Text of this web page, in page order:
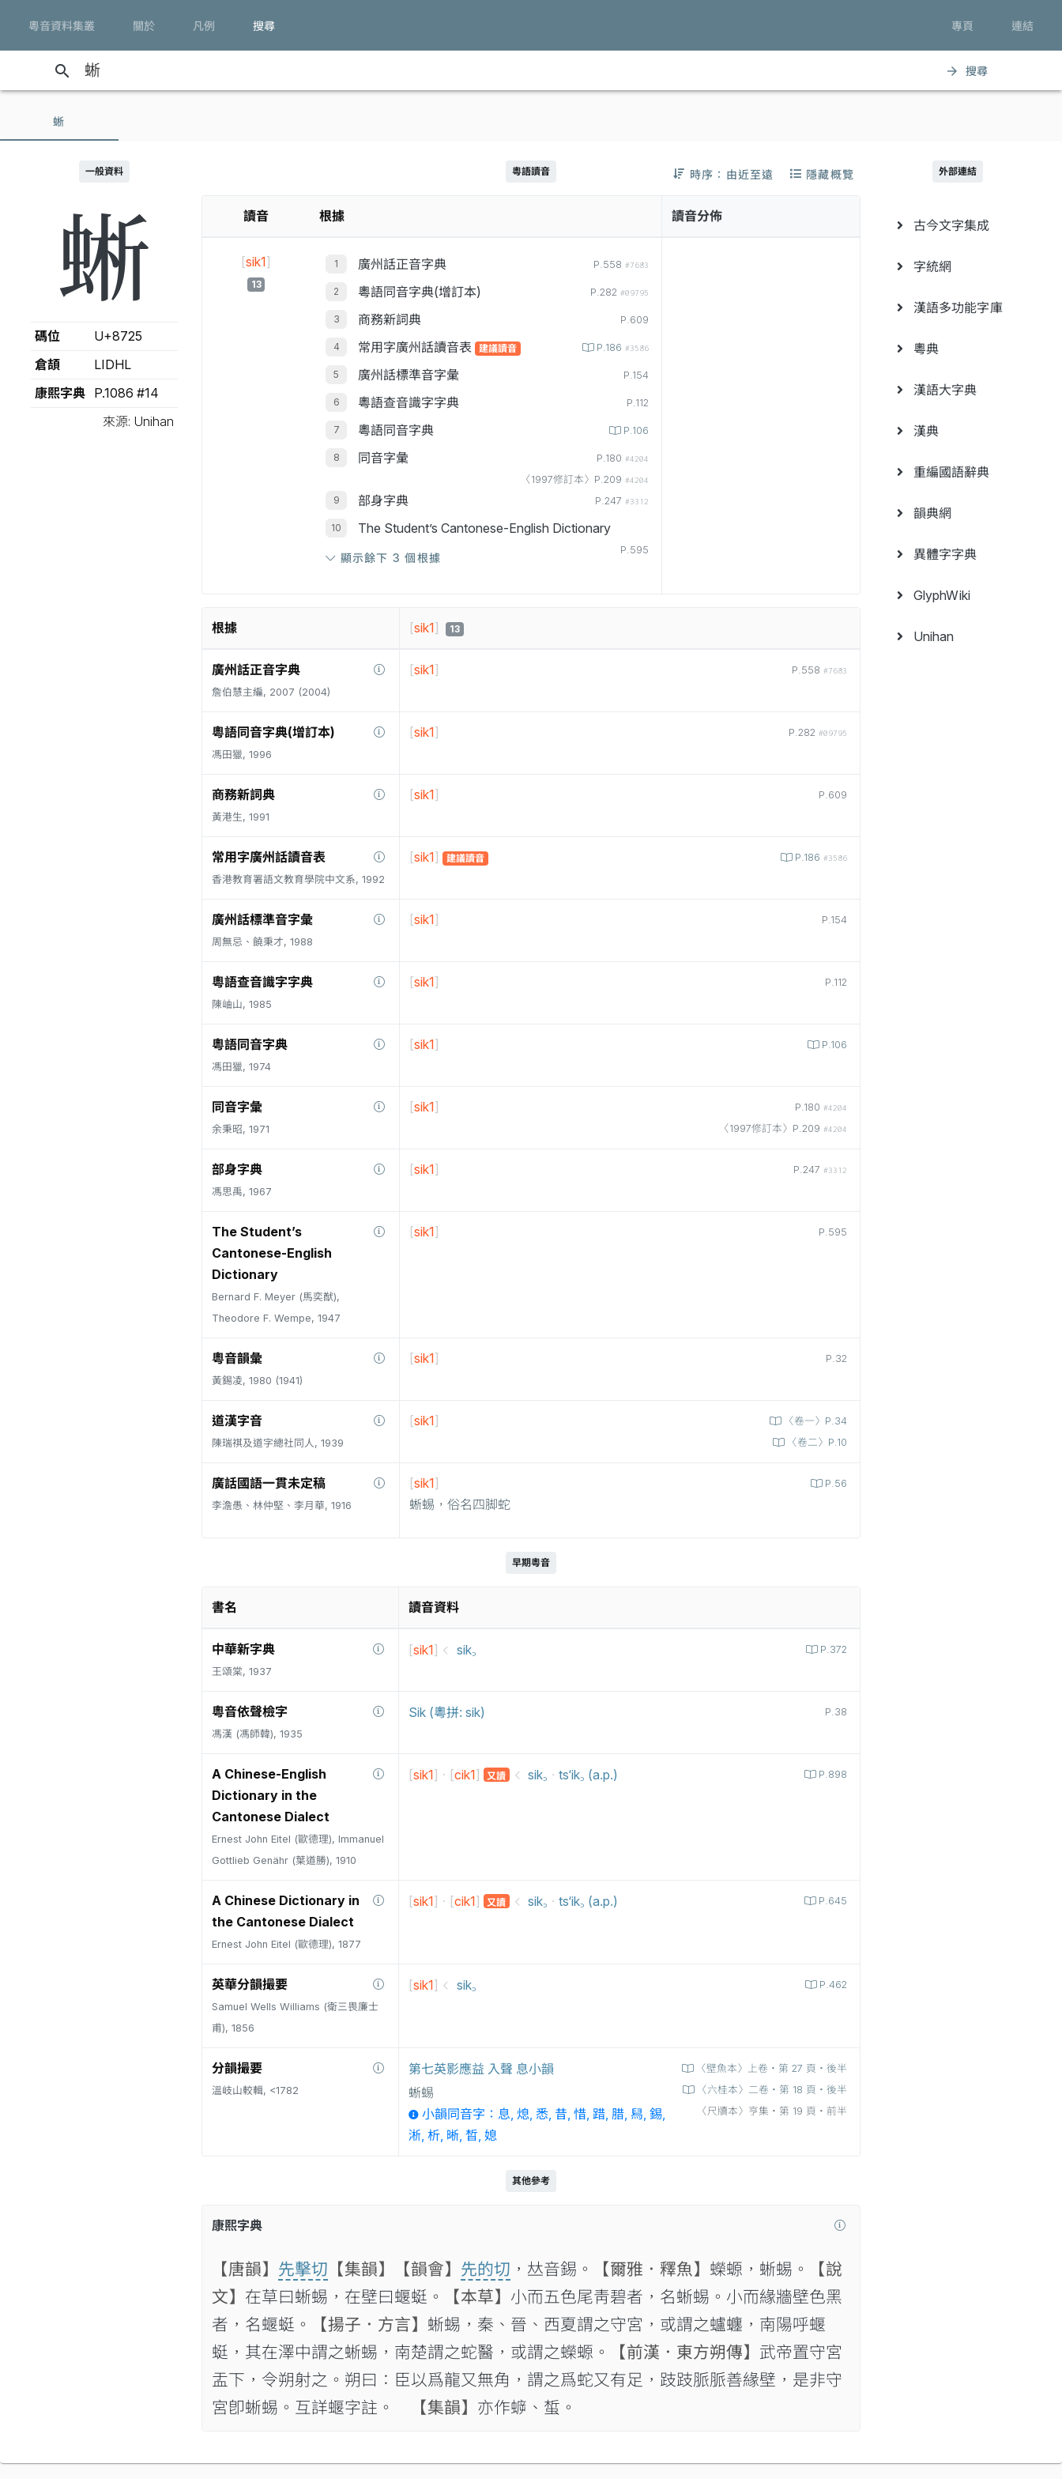
粵音資料集叢 關於 凡例 搜尋 專頁 連結
search arrow_forward 搜尋
蜥
一般資料
蜥
碼位
U+8725
倉頡
LIDHL
康熙字典
P.1086 #14
來源: Unihan
粵語讀音 時序：由近至遠 隱藏概覽
讀音 根據
[sik1]
13
廣州話正音字典 P.558 #7683
粵語同音字典(增訂本) P.282 #09795
商務新詞典 P.609
常用字廣州話讀音表 建議讀音 P.186 #3586
廣州話標準音字彙 P.154
粵語查音識字字典 P.112
粵語同音字典 P.106
同音字彙 P.180 #4204
〈1997修訂本〉P.209 #4204
部身字典 P.247 #3312
The Student’s Cantonese-English Dictionary
P.595
顯示餘下 3 個根據
讀音分佈
根據 [sik1] 13
廣州話正音字典
詹伯慧主編, 2007 (2004)
P.558 #7683
[sik1]
粵語同音字典(增訂本)
馮田獵, 1996
P.282 #09795
[sik1]
商務新詞典
黃港生, 1991
P.609
[sik1]
常用字廣州話讀音表
香港教育署語文教育學院中文系, 1992
P.186 #3586
[sik1] 建議讀音
廣州話標準音字彙
周無忌、饒秉才, 1988
P.154
[sik1]
粵語查音識字字典
陳岫山, 1985
P.112
[sik1]
粵語同音字典
馮田獵, 1974
P.106
[sik1]
同音字彙
余秉昭, 1971
P.180 #4204
〈1997修訂本〉P.209 #4204
[sik1]
部身字典
馮思禹, 1967
P.247 #3312
[sik1]
The Student’s
Cantonese-English
Dictionary
Bernard F. Meyer (馬奕猷),
Theodore F. Wempe, 1947
P.595
[sik1]
粵音韻彙
黃錫凌, 1980 (1941)
P.32
[sik1]
道漢字音
陳瑞祺及道字總社同人, 1939
〈卷一〉P.34
〈卷二〉P.10
[sik1]
廣話國語一貫未定稿
李澹愚、林仲堅、李月華, 1916
P.56
[sik1]
蜥蜴，俗名四脚蛇
早期粵音
書名 讀音資料
中華新字典
王頌棠, 1937
P.372
[sik1] sik꜆
粵音依聲檢字
馮漢 (馮師韓), 1935
P.38
Sik (粵拼: sik)
A Chinese-English
Dictionary in the
Cantonese Dialect
Ernest John Eitel (歐德理), Immanuel
Gottlieb Genähr (葉道勝), 1910
P.898
[sik1] · [cik1] 又讀 sik꜆ · ts‘ik꜆ (a.p.)
A Chinese Dictionary in
the Cantonese Dialect
Ernest John Eitel (歐德理), 1877
P.645
[sik1] · [cik1] 又讀 sik꜆ · ts‘ik꜆ (a.p.)
英華分韻撮要
Samuel Wells Williams (衛三畏廉士
甫), 1856
P.462
[sik1] sik꜆
分韻撮要
溫岐山較輯, <1782
〈壁魚本〉上卷‧第 27 頁‧後半
〈六桂本〉二卷‧第 18 頁‧後半
〈尺牘本〉亨集‧第 19 頁‧前半
第七英影應益 入聲 息小韻
蜥蜴
小韻同音字：息, 熄, 悉, 昔, 惜, 踖, 腊, 舄, 錫,
淅, 析, 晰, 晳, 媳
其他參考
康熙字典
【唐韻】 先擊切 【集韻】 【韻會】 先的切 ，𠀤音錫。 【爾雅．釋魚】 蠑螈，蜥蜴。
【說
文】 在草曰蜥蜴，在壁曰蝘蜓。 【本草】 小而五色尾靑碧者，名蜥蜴。小而緣牆壁色黑
者，名蝘蜓。
【揚子．方言】 蜥蜴，秦、晉、西夏謂之守宮，或謂之蠦𧔊，南陽呼蝘
蜓，其在澤中謂之蜥蜴，南楚謂之蛇醫，或謂之蠑螈。
【前漢．東方朔傳】 武帝置守宮
盂下，令朔射之。朔曰：臣以爲龍又無角，謂之爲蛇又有足，跂跂脈脈善緣壁，是非守
宮卽蜥蜴。互詳蝘字註。
【集韻】 亦作蝷、蜤。
外部連結
古今文字集成
字統網
漢語多功能字庫
粵典
漢語大字典
漢典
重編國語辭典
韻典網
異體字字典
GlyphWiki
Unihan